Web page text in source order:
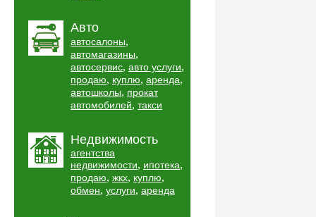
Авто
автосалоны,
автомагазины,
автосервис, авто услуги,
продаю, куплю, аренда,
автошколы, прокат
автомобилей, такси
Недвижимость
агентства
недвижимости, ипотека,
продаю, жкх, куплю,
обмен, услуги, аренда